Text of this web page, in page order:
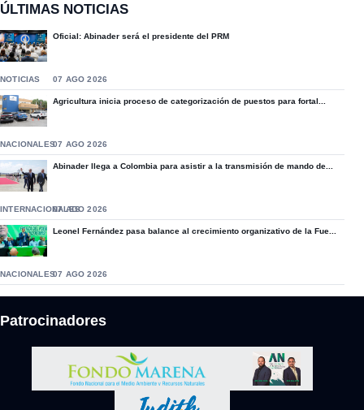
ÚLTIMAS NOTICIAS
Oficial: Abinader será el presidente del PRM
NOTICIAS 07 AGO 2026
Agricultura inicia proceso de categorización de puestos para fortal...
NACIONALES07 AGO 2026
Abinader llega a Colombia para asistir a la transmisión de mando de...
INTERNACIONALES07 AGO 2026
Leonel Fernández pasa balance al crecimiento organizativo de la Fue...
NACIONALES07 AGO 2026
Patrocinadores